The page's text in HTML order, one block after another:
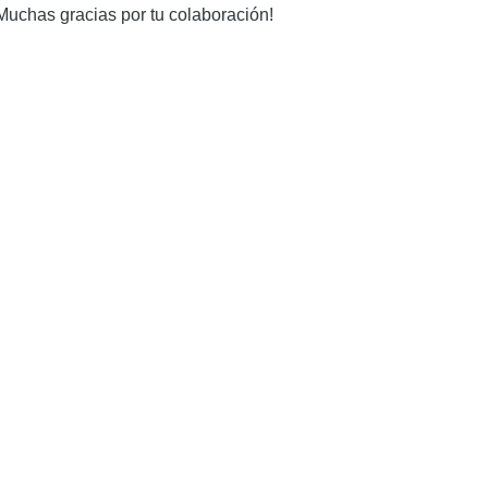
gracias por tu colaboración!